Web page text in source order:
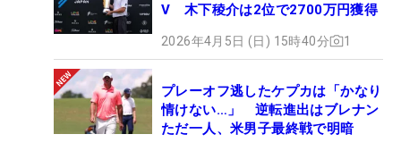
V 木下稜介は2位で2700万円獲得
2026年4月5日 (日) 15時40分 1
プレーオフ逃したケプカは「かなり
情けない…」 逆転進出はブレナン
ただ一人、米男子最終戦で明暗